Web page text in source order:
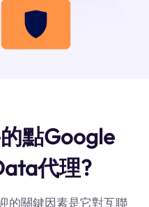
點Google
代理?
的關鍵因素是它對互聯